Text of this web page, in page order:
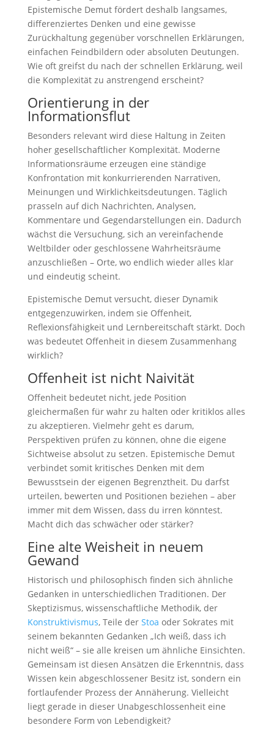
Epistemische Demut fördert deshalb langsames,
differenziertes Denken und eine gewisse
Zurückhaltung gegenüber vorschnellen Erklärungen,
einfachen Feindbildern oder absoluten Deutungen.
Wie oft greifst du nach der schnellen Erklärung, weil
die Komplexität zu anstrengend erscheint?
Orientierung in der
Informationsflut
Besonders relevant wird diese Haltung in Zeiten
hoher gesellschaftlicher Komplexität. Moderne
Informationsräume erzeugen eine ständige
Konfrontation mit konkurrierenden Narrativen,
Meinungen und Wirklichkeitsdeutungen. Täglich
prasseln auf dich Nachrichten, Analysen,
Kommentare und Gegendarstellungen ein. Dadurch
wächst die Versuchung, sich an vereinfachende
Weltbilder oder geschlossene Wahrheitsräume
anzuschließen – Orte, wo endlich wieder alles klar
und eindeutig scheint.
Epistemische Demut versucht, dieser Dynamik
entgegenzuwirken, indem sie Offenheit,
Reflexionsfähigkeit und Lernbereitschaft stärkt. Doch
was bedeutet Offenheit in diesem Zusammenhang
wirklich?
Offenheit ist nicht Naivität
Offenheit bedeutet nicht, jede Position
gleichermaßen für wahr zu halten oder kritiklos alles
zu akzeptieren. Vielmehr geht es darum,
Perspektiven prüfen zu können, ohne die eigene
Sichtweise absolut zu setzen. Epistemische Demut
verbindet somit kritisches Denken mit dem
Bewusstsein der eigenen Begrenztheit. Du darfst
urteilen, bewerten und Positionen beziehen – aber
immer mit dem Wissen, dass du irren könntest.
Macht dich das schwächer oder stärker?
Eine alte Weisheit in neuem
Gewand
Historisch und philosophisch finden sich ähnliche
Gedanken in unterschiedlichen Traditionen. Der
Skeptizismus, wissenschaftliche Methodik, der
Konstruktivismus, Teile der Stoa oder Sokrates mit
seinem bekannten Gedanken „Ich weiß, dass ich
nicht weiß“ – sie alle kreisen um ähnliche Einsichten.
Gemeinsam ist diesen Ansätzen die Erkenntnis, dass
Wissen kein abgeschlossener Besitz ist, sondern ein
fortlaufender Prozess der Annäherung. Vielleicht
liegt gerade in dieser Unabgeschlossenheit eine
besondere Form von Lebendigkeit?